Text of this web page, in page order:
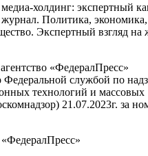
холдинг: экспертный
Политика, экономика,
Экспертный взгляд на
«ФедералПресс»
Федеральной службой по
технологий и массовых
21.07.2023г. за